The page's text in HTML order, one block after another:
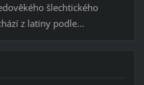
šlechtického
z latiny podle...